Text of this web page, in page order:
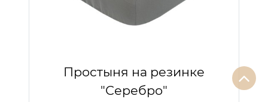
Простыня на резинке
"Серебро"